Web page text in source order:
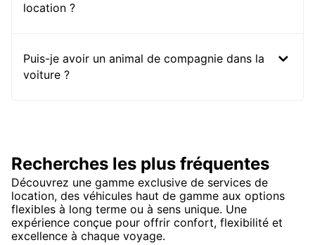
location ?
Puis-je avoir un animal de compagnie dans la
voiture ?
Recherches les plus fréquentes
Découvrez une gamme exclusive de services de
location, des véhicules haut de gamme aux options
flexibles à long terme ou à sens unique. Une
expérience conçue pour offrir confort, flexibilité et
excellence à chaque voyage.